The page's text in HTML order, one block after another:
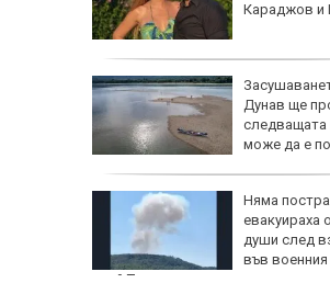
Караджов и
Дунав ще
следващата
може да е
Няма
евакуираха
души след
във
край Трявна